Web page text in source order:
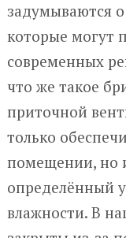
задумываются
которые могут
современных
что же такое
приточной
только
помещении, но
определённый
влажности. В